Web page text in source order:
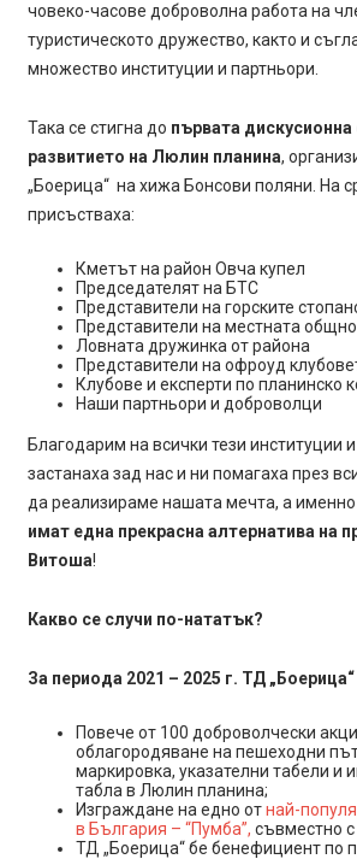
човеко-часове доброволна работа на
туристическото дружество, както и
множество институции и партньори.
Така се стигна до първата
развитието на Люлин планина,
„Боерица“ на хижа Бонсови поляни. На
присъстваха:
Кметът на район Овча купел
Председателят на БТС
Представители на горските
Представители на местната
Ловната дружинка от района
Представители на офроуд
Клубове и експерти по планинско
Наши партньори и доброволци
Благодарим на всички тези институции
застанаха зад нас и ни помагаха през
да реализираме нашата мечта, а именно
имат една прекрасна алтернатива на
Витоша!
Какво се случи по-нататък?
За периода 2021 – 2025 г. ТД
Повече от 100 доброволчески
облагородяване на пешеходни
маркировка, указателни табели и
табла в Люлин планина;
Изграждане на едно отнай-
в България – “Пумба”, съвместно с
ТД „Боерица“ бе бенефициент по